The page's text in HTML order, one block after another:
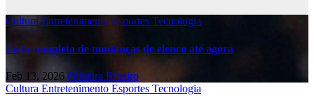
Cultura Entretenimento Esportes Tecnologia
Lista completa de mudanças de elenco até agora
Feb 13, 2026 Oliveira Ribeiro
Cultura Entretenimento Esportes Tecnologia